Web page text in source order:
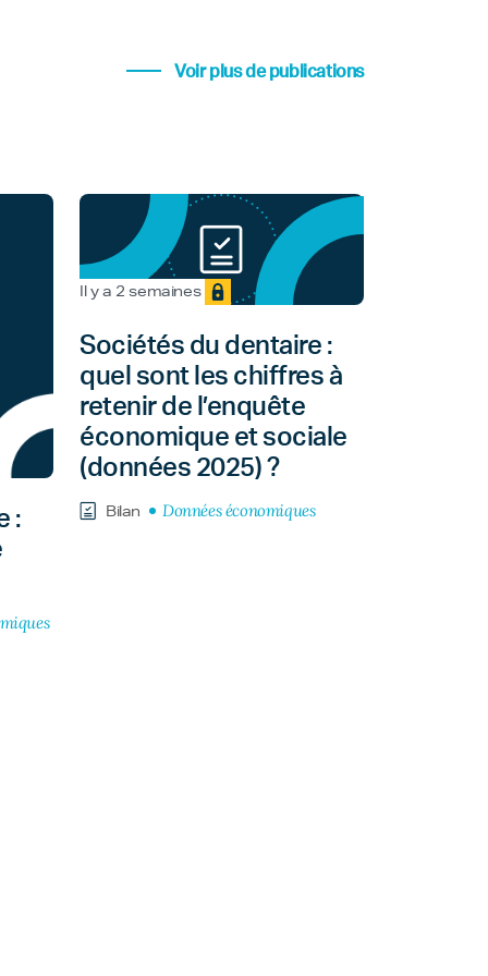
Voir plus de publications
:
Il y a 2 semaines
Sociétés du dentaire :
quel sont les chiffres à
retenir de l’enquête
économique et sociale
(données 2025) ?
Bilan Données économiques